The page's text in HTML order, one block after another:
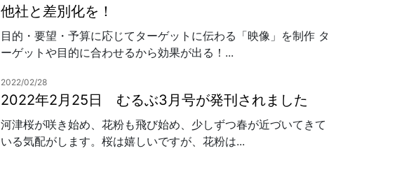
他社と差別化を！
目的・要望・予算に応じてターゲットに伝わる「映像」を制作 タ
ーゲットや目的に合わせるから効果が出る！...
2022/02/28
2022年2月25日 むるぶ3月号が発刊されました
河津桜が咲き始め、花粉も飛び始め、少しずつ春が近づいてきて
いる気配がします。桜は嬉しいですが、花粉は...